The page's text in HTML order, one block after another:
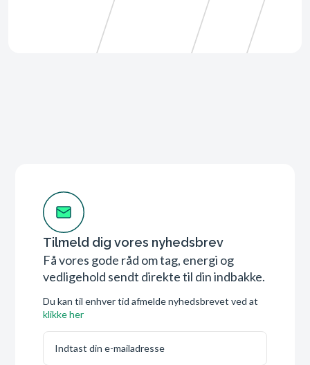
Tilmeld dig vores nyhedsbrev
Få vores gode råd om tag, energi og
vedligehold sendt direkte til din indbakke.
Du kan til enhver tid afmelde nyhedsbrevet ved at
klikke her
E-mail